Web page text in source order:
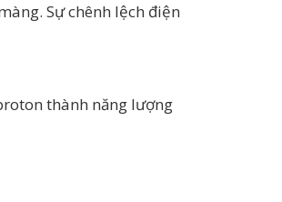
Sự chênh lệch điện
thành năng lượng